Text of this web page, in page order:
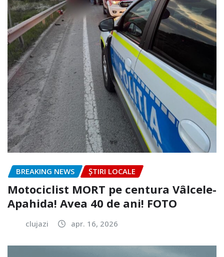
BREAKING NEWS ȘTIRI LOCALE
Motociclist MORT pe centura Vâlcele-
Apahida! Avea 40 de ani! FOTO
clujazi apr. 16, 2026